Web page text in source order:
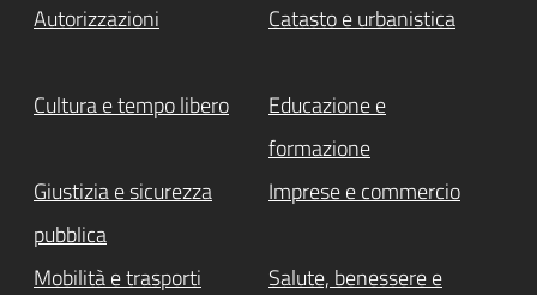
Autorizzazioni Catasto e urbanistica
Cultura e tempo libero
Educazione e
formazione
Giustizia e sicurezza
pubblica
Imprese e commercio
Mobilità e trasporti
Salute, benessere e